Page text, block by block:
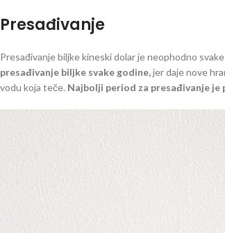
Presađivanje
Presađivanje biljke kineski dolar je neophodno
presađivanje biljke svake godine,jer daje nove
vodu koja teče. Najbolji period za presađivanje je